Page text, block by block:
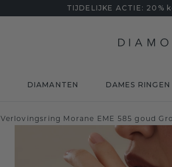
TIJDELIJKE ACTIE:
DIAMANTEN DAMES RINGEN
Verlovingsring Morane EME 585 goud